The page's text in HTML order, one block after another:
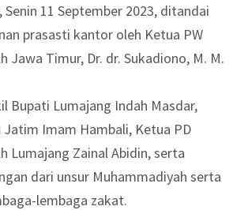
11 September 2023, ditandai
prasasti kantor oleh Ketua PW
Jawa Timur, Dr. dr. Sukadiono, M. M.
Bupati Lumajang Indah Masdar,
Jatim Imam Hambali, Ketua PD
Lumajang Zainal Abidin, serta
dari unsur Muhammadiyah serta
lembaga zakat.